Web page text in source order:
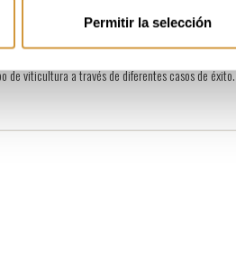
Permitir la selección
regenerativa.
vitivinícolas con especial énfasis en la viña.
de viticultura a través de diferentes casos de éxito.